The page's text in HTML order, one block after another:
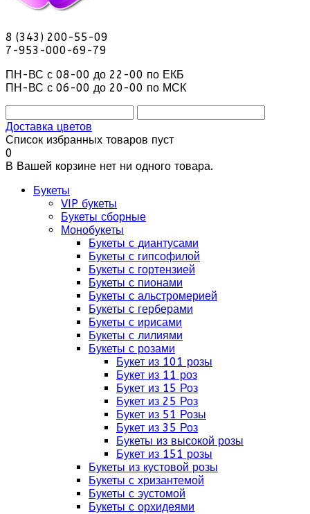
8 (343) 200-55-09
7-953-000-69-79
ПН-ВС с 08-00 до 22-00 по ЕКБ
ПН-ВС с 06-00 до 20-00 по МСК
Доставка цветов
Список избранных товаров пуст
0
В Вашей корзине нет ни одного товара.
Букеты
VIP букеты
Букеты сборные
Монобукеты
Букеты с диантусами
Букеты с гипсофилой
Букеты с гортензией
Букеты с пионами
Букеты с альстромерией
Букеты с герберами
Букеты с ирисами
Букеты с лилиями
Букеты с розами
Букет из 101 розы
Букет из 11 роз
Букет из 15 Роз
Букет из 25 Роз
Букет из 51 Розы
Букет из 35 Роз
Букеты из высокой розы
Букет из 151 розы
Букеты из кустовой розы
Букеты с хризантемой
Букеты с эустомой
Букеты с орхидеями